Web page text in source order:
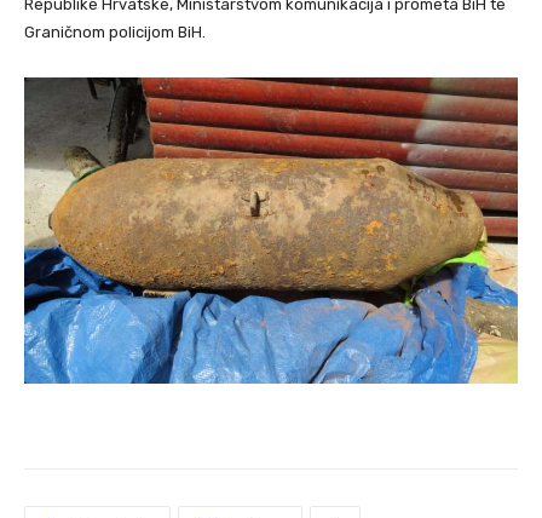
Republike Hrvatske, Ministarstvom komunikacija i prometa BiH te
Graničnom policijom BiH.